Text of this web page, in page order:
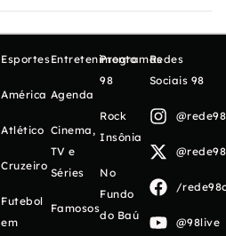
Esportes
América
Atlético
Cruzeiro
Futebol
em
Entretenimento
Agenda
Cinema,
TV e
Séries
Famosos
Programas
98
Rock
Insônia
No
Fundo
do Baú
Redes
Sociais 98
/
@98live